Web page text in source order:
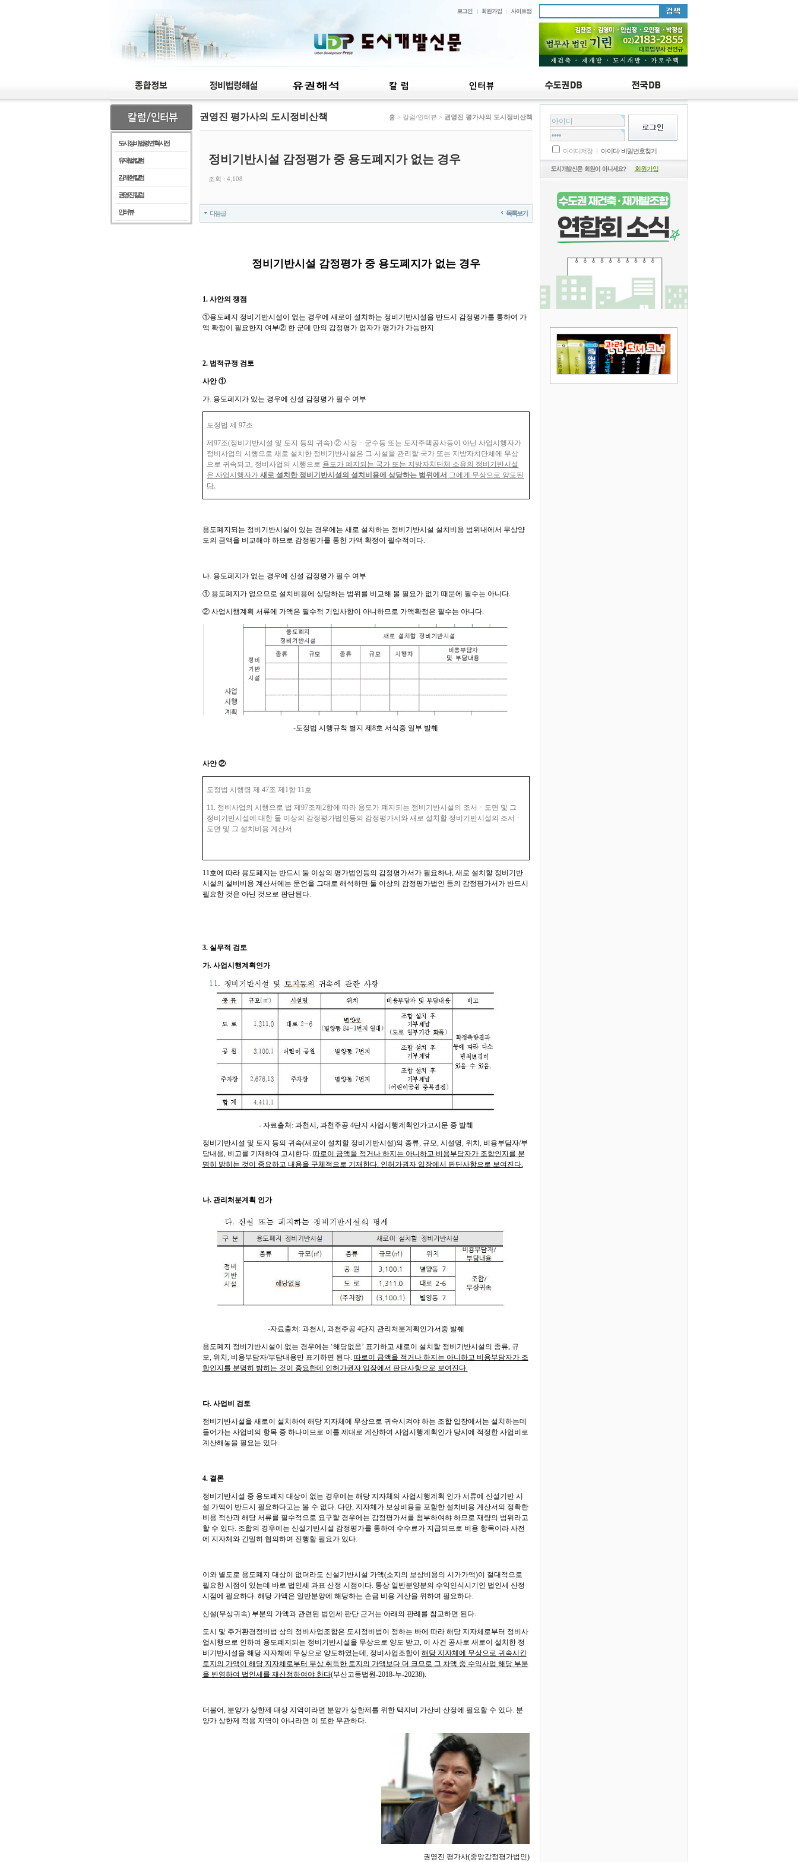
도시정비법령 연혁 사전
유재벌 칼럼
김래현 칼럼
권영진 칼럼
인터뷰
권영진 평가사의 도시정비산책 홈 > 칼럼/인터뷰 > 권영진 평가사의 도시정비산책
정비기반시설 감정평가 중 용도폐지가 없는 경우
조회 : 4,108
다음글 목록보기
정비기반시설 감정평가 중 용도폐지가 없는 경우
1. 사안의 쟁점
①용도폐지 정비기반시설이 없는 경우에 새로이 설치하는 정비기반시설을 반드시 감정평가를 통하여 가
액 확정이 필요한지 여부② 한 군데 만의 감정평가 업자가 평가가 가능한지
2. 법적규정 검토
사안①
가. 용도폐지가 있는 경우에 신설 감정평가 필수 여부
도정법 제97조
제97조(정비기반시설 및 토지 등의 귀속)② 시장ㆍ군수등 또는 토지주택공사등이 아닌 사업시행자가
정비사업의 시행으로 새로 설치한 정비기반시설은 그 시설을 관리할 국가 또는 지방자치단체에 무상
으로 귀속되고, 정비사업의 시행으로 용도가 폐지되는 국가 또는 지방자치단체 소유의 정비기반시설
은 사업시행자가새로 설치한 정비기반시설의 설치비용에 상당하는 범위에서 그에게 무상으로 양도된
다.
용도폐지되는 정비기반시설이 있는 경우에는 새로 설치하는 정비기반시설 설치비용 범위내에서 무상양
도의 금액을 비교해야 하므로 감정평가를 통한 가액 확정이 필수적이다.
나. 용도폐지가 없는 경우에 신설 감정평가 필수 여부
① 용도폐지가 없으므로 설치비용에 상당하는 범위를 비교해 볼 필요가 없기 때문에 필수는 아니다.
② 사업시행계획 서류에 가액은 필수적 기입사항이 아니하므로 가액확정은 필수는 아니다.
-도정법 시행규칙 별지 제 8호 서식중 일부 발췌
사안②
도정법 시행령 제47조 제 1항 11호
11. 정비사업의 시행으로 법 제97조제2항에 따라 용도가 폐지되는 정비기반시설의 조서ㆍ도면 및 그
정비기반시설에 대한 둘 이상의 감정평가법인등의 감정평가서와 새로 설치할 정비기반시설의 조서ㆍ
도면 및 그 설치비용 계산서
11호에 따라 용도폐지는 반드시 둘 이상의 평가법인등의 감정평가서가 필요하나, 새로 설치할 정비기반
시설의 설비비용 계산서에는 문언을 그대로 해석하면 둘 이상의 감정평가법인 등의 감정평가서가 반드시
필요한 것은 아닌 것으로 판단된다.
3. 실무적 검토
가. 사업시행계획인가
- 자료출처 : 과천시 , 과천주공 4단지 사업시행계획인가고시문 중 발췌
정비기반시설 및 토지 등의 귀속(새로이 설치할 정비기반시설)의 종류, 규모, 시설명, 위치 , 비용부담자/부
담내용, 비고를 기재하여 고시한다. 따로이 금액을 적거나 하지는 아니하고 비용부담자가 조합인지를 분
명히 밝히는 것이 중요하고 내용을 구체적으로 기재한다. 인허가권자 입장에서 판단사항으로 보여진다.
나. 관리처분계획 인가
-자료출처 : 과천시 , 과천주공 4단지 관리처분계획인가서중 발췌
용도폐지 정비기반시설이 없는 경우에는 ‘해당없음’ 표기하고 새로이 설치할 정비기반시설의 종류, 규
모, 위치 , 비용부담자/부담내용만 표기하면 된다. 따로이 금액을 적거나 하지는 아니하고 비용부담자가 조
합인지를 분명히 밝히는 것이 중요한데 인허가권자 입장에서 판단사항으로 보여진다.
다. 사업비 검토
정비기반시설을 새로이 설치하여 해당 지자체에 무상으로 귀속시켜야 하는 조합 입장에서는 설치하는데
들어가는 사업비의 항목 중 하나이므로 이를 제대로 계산하여 사업시행계획인가 당시에 적정한 사업비로
계산해놓을 필요는 있다.
4. 결론
정비기반시설 중 용도폐지 대상이 없는 경우에는 해당 지자체의 사업시행계획 인가 서류에 신설기반 시
설 가액이 반드시 필요하다고는 볼 수 없다. 다만, 지자체가 보상비용을 포함한 설치비용 계산서의 정확한
비용 적산과 해당 서류를 필수적으로 요구할 경우에는 감정평가서를 첨부하여햐 하므로 재량의 범위라고
할 수 있다. 조합의 경우에는 신설기반시설 감정평가를 통하여 수수료가 지급되므로 비용 항목이라 사전
에 지자체와 긴밀히 협의하여 진행할 필요가 있다.
이와 별도로 용도폐지 대상이 없더라도 신설기반시설 가액(소지의 보상비용의 시가가액)이 절대적으로
필요한 시점이 있는데 바로 법인세 과표 산정 시점이다. 통상 일반분양분의 수익인식시기인 법인세 산정
시점에 필요하다. 해당 가액은 일반분양에 해당하는 손금 비용 계산을 위하여 필요하다.
신설(무상귀속) 부분의 가액과 관련된 법인세 판단 근거는 아래의 판례를 참고하면 된다.
도시 및 주거환경정비법 상의 정비사업조합은 도시정비법이 정하는 바에 따라 해당 지자체로부터 정비사
업시행으로 인하여 용도폐지되는 정비기반시설을 무상으로 양도 받고, 이 사건 공사로 새로이 설치한 정
비기반시설을 해당 지자체에 무상으로 양도하였는데 , 정비사업조합이 해당 지자체에 무상으로 귀속시킨
토지의 가액이 해당 지자체로부터 무상 취득한 토지의 가액보다 더 크므로 그 차액 중 수익사업 해당 부분
을 반영하여 법인세를 재산정하여야 한다(부산고등법원-2018-누-20238).
더불어, 분양가 상한제 대상 지역이라면 분양가 상한제를 위한 택지비 가산비 산정에 필요할 수 있다. 분
양가 상한제 적용 지역이 아니라면 이 또한 무관하다.
권영진 평가사(중앙감정평가법인)
아이디저장 ㅣ 아이디/비밀번호찾기
회원가입